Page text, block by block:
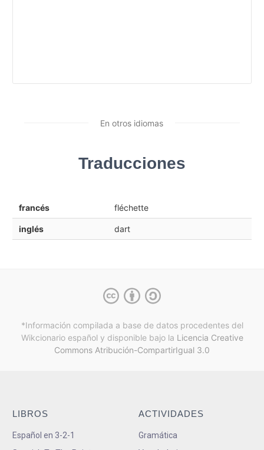
En otros idiomas
Traducciones
francés fléchette
inglés dart
*Información compilada a base de datos procedentes del
Wikcionario español y disponible bajo la Licencia Creative
Commons Atribución-CompartirIgual 3.0
LIBROS
Español en 3-2-1
ACTIVIDADES
Gramática